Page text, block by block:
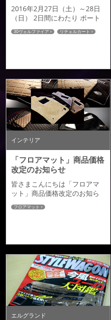
2016年2月27日（土）～28日
（日） 2日間にわたり ポート
メッセ名古屋（名古屋国際展
示場）にて ｢名古屋オートトレ
いたします。 ■ＮＡＧＯＹＡ
ＡＵＴＯ ＴＲＥＮＤ ２０１６
■車両／ＶＥＬＬＦＩＲＥ「Ｒ
ＩＣERCATO」■出展名／アド
ミレイション □エアロパーツ：
リチェルカートエアロＫ...
30ヴェルファイア
リチェルカート
インテリア
「フロアマット」商品価格
改定のお知らせ
皆さまこんにちは「フロアマ
ット」商品価格改定のお知ら
せ本日よりアルタモーダ フロ
アマットの一部車種が価格改
フロアマット
エルグランド